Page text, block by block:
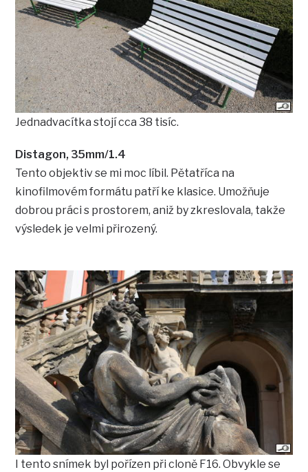
Jednadvacítka stojí cca 38 tisíc.
Distagon, 35mm/1.4
Tento objektiv se mi moc líbil. Pětatříca na
kinofilmovém formátu patří ke klasice. Umožňuje
dobrou práci s prostorem, aniž by zkreslovala, takže
výsledek je velmi přirozený.
I tento snímek byl pořízen při cloně F16. Obvykle se